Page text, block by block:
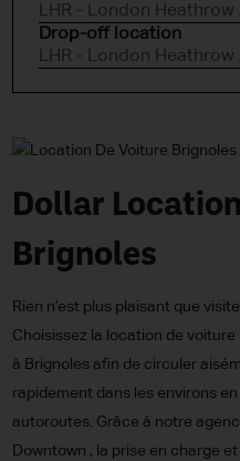
LHR - London
Drop-off location
LHR - London
Dollar
Brignoles
Rien n’est plus plaisant que
Choisissez la location de
à Brignoles afin de circuler
rapidement dans les environs
autoroutes. Grâce à notre
Downtown , la prise en charge